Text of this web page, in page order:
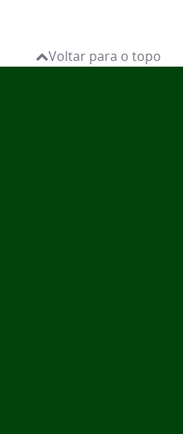
Voltar para o topo